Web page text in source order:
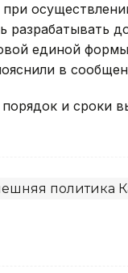
разрабатывать
единой
в
и сроки
политика